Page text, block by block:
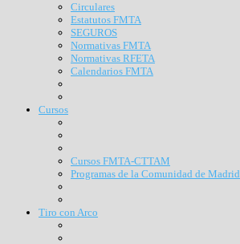
Circulares
Estatutos FMTA
SEGUROS
Normativas FMTA
Normativas RFETA
Calendarios FMTA
Cursos
Cursos FMTA-CTTAM
Programas de la Comunidad de Madrid
Tiro con Arco